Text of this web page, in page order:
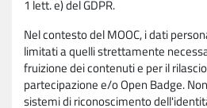
1 lett. e) del GDPR.
Nel contesto del MOOC, i dati
limitati a quelli strettamente
fruizione dei contenuti e per il
partecipazione e/o Open Badge.
sistemi di riconoscimento